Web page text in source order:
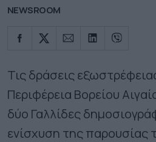
NEWSROOM
Τις δράσεις
Περιφέρεια Βορείου
δύο Γαλλίδες
ενίσχυση της παρουσίας